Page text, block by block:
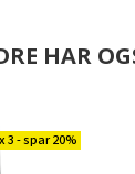
HAR
3 - spar 20%